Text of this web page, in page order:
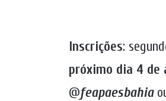
Inscrições:
próximo dia 4 de
@feapaesbahia